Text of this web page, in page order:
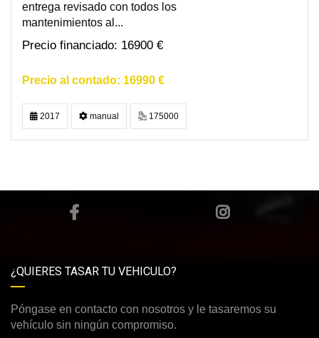
entrega revisado con todos los
mantenimientos al...
16900 €
16990 €
2017 manual 175000
¿QUIERES TASAR TU VEHICULO?
Póngase en contacto con nosotros y le tasaremos su
vehículo sin ningún compromiso.